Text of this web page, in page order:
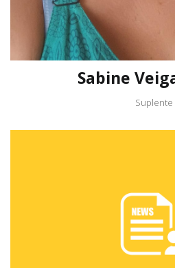
Sabine
Suplente